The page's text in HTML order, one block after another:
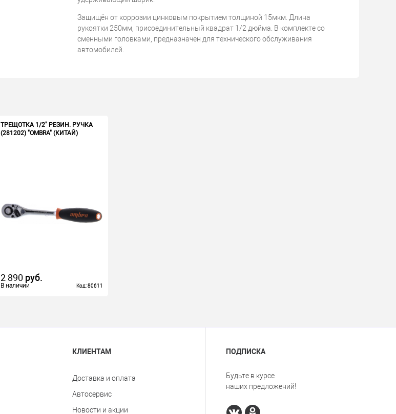
Защищён от коррозии цинковым покрытием толщиной 15мкм. Длина
рукоятки 250мм, присоединительный квадрат 1/2 дюйма. В комплекте со
сменными головками, предназначен для технического обслуживания
автомобилей.
ТРЕЩОТКА 1/2" РЕЗИН. РУЧКА
(281202) "OMBRA" (КИТАЙ)
В наличии Код: 80611
2 890 руб.
В наличии Код: 80611
КЛИЕНТАМ
Доставка и оплата
Автосервис
Новости и акции
ПОДПИСКА
Будьте в курсе
наших предложений!